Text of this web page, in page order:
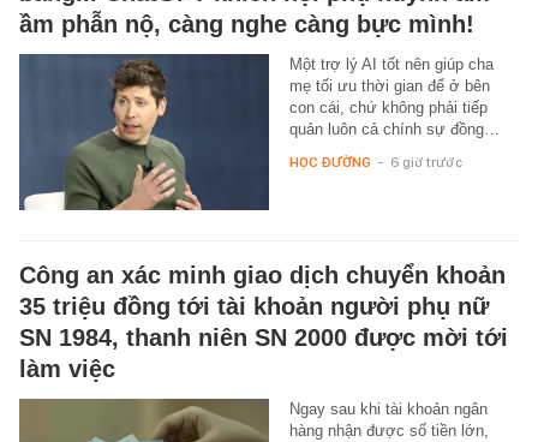
ầm phẫn nộ, càng nghe càng bực mình!
Một trợ lý AI tốt nên giúp cha
mẹ tối ưu thời gian để ở bên
con cái, chứ không phải tiếp
quản luôn cả chính sự đồng…
HỌC ĐƯỜNG - 6 giờ trước
Công an xác minh giao dịch chuyển khoản
35 triệu đồng tới tài khoản người phụ nữ
SN 1984, thanh niên SN 2000 được mời tới
làm việc
Ngay sau khi tài khoản ngân
hàng nhận được số tiền lớn,